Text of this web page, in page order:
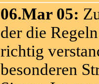
06.Mar 05:
der die
richtig
besonderen